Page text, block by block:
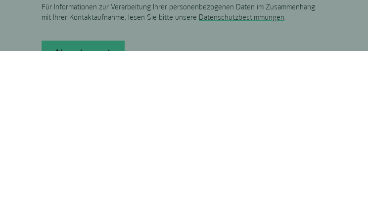
Für Informationen zur Verarbeitung Ihrer personenbezogenen Daten im Zusammenhang
mit Ihrer Kontaktaufnahme, lesen Sie bitte unsere Datenschutzbestimmungen.
Absenden